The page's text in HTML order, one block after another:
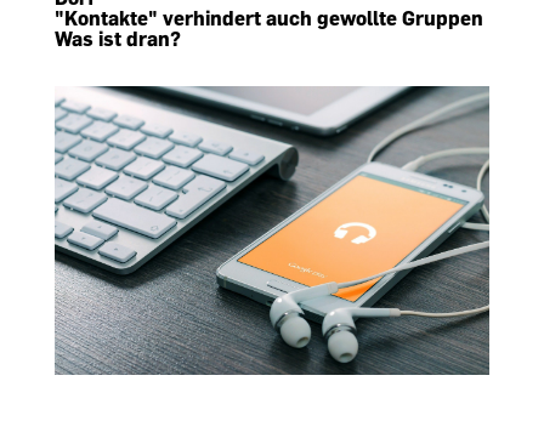
"Kontakte" verhindert auch gewollte Gruppen
Was ist dran?